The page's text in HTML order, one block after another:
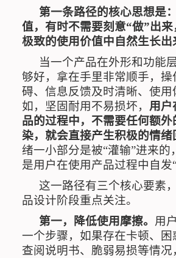
第一条路径的核心思想是
值，有时不需要刻意“做”出
极致的使用价值中自然生长出
当一个产品在外形和功能
够好，拿在手里非常顺手，操
碍、信息反馈及时清晰、使用
如，坚固耐用不易损坏， 用户
品的过程中，不需要任何额
染，就会直接产生积极的情绪
绪一小部分是被“灌输”进来的
是用户在使用产品过程中自发
这一路径有三个核心要素
品设计阶段重点关注。
第一，降低使用摩擦。 用
一个步骤，如果存在卡顿、困
查阅说明书、脆弱易损等情况